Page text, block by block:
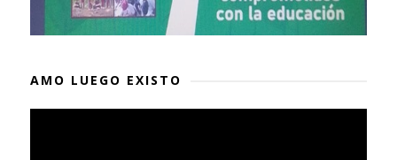
AMO LUEGO EXISTO